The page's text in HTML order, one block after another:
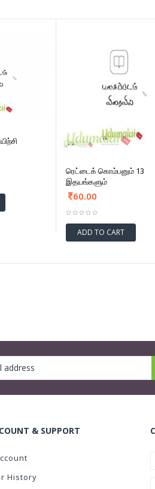
ரெட்டைக் கொம்பனும் 13
இதயங்களும்
60.00
ADD TO CART
& SUPPORT
History